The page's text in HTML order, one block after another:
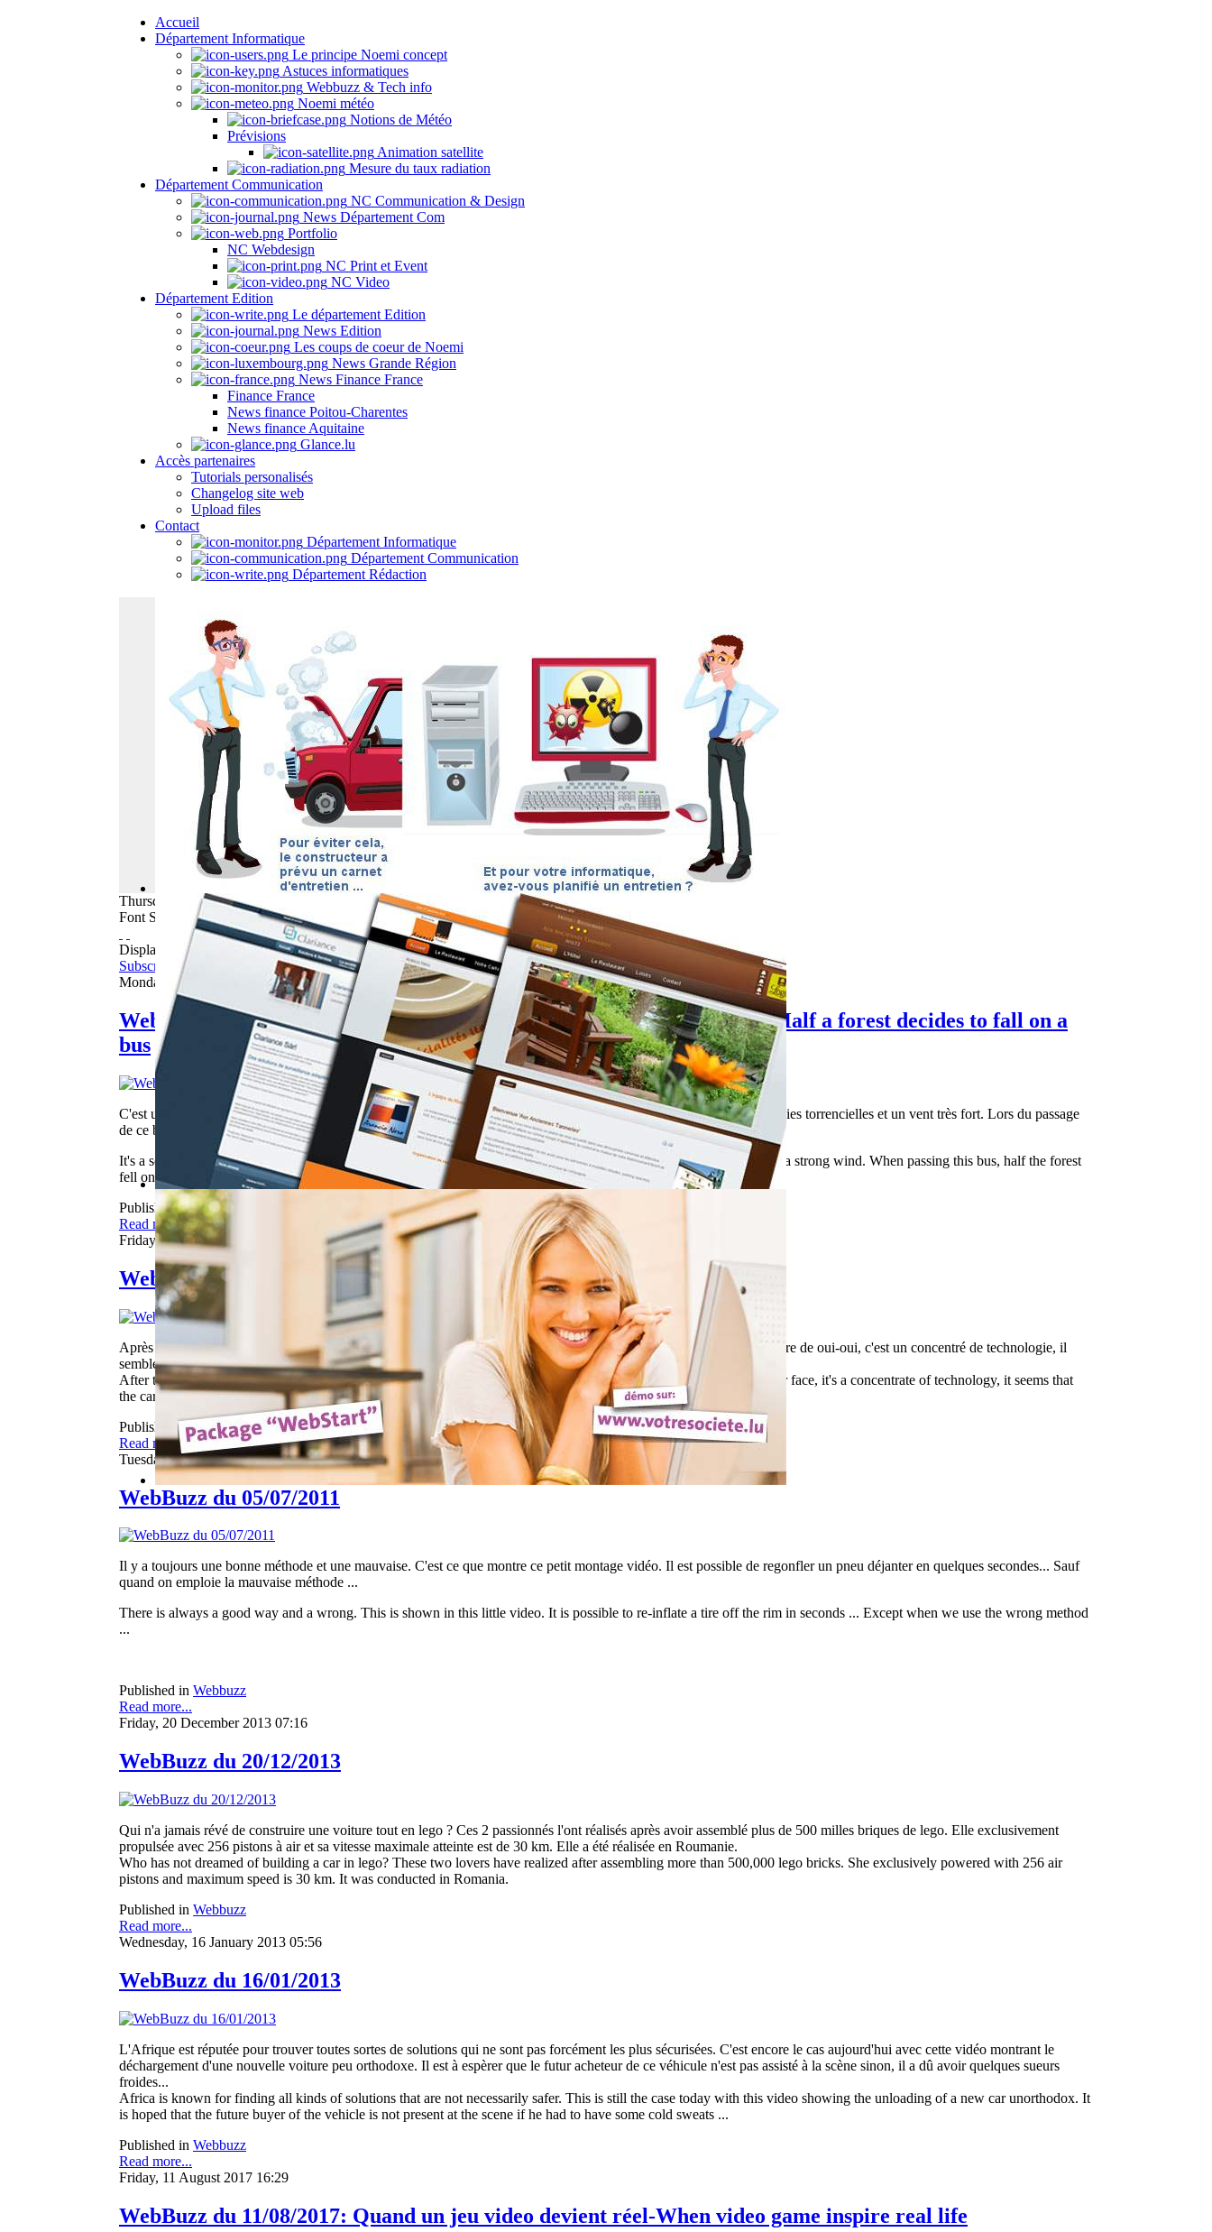
Accueil
Département Informatique
Le principe Noemi concept
Astuces informatiques
Webbuzz & Tech info
Noemi météo
Notions de Météo
Prévisions
Animation satellite
Mesure du taux radiation
Département Communication
NC Communication & Design
News Département Com
Portfolio
NC Webdesign
NC Print et Event
NC Video
Département Edition
Le département Edition
News Edition
Les coups de coeur de Noemi
News Grande Région
News Finance France
Finance France
News finance Poitou-Charentes
News finance Aquitaine
Glance.lu
Accès partenaires
Tutorials personalisés
Changelog site web
Upload files
Contact
Département Informatique
Département Communication
Département Rédaction
Thursday August 2026
Font Size
Displaying items by tag: car
Subscribe to this RSS feed
Monday, 06 February 2017 08:05
WebBuzz du 06/02/2017: Quand la moitié de la forêt tombe sur un bus-Half a forest decides to fall on a
bus
C'est un accident un peu particulier qui s'est passé pour ce bus. Cela fait suite au dégel, à la fonte des neiges, à des pluies torrencielles et un vent très fort. Lors du passage
de ce bus, la moitié de la forêt est tombé sur et juste devant le bus. Fort heureusement personne ne fut blessé.
It's a somewhat peculiar accident that happened for this bus. This follows the thaw, melting snow, torrential rains and a strong wind. When passing this bus, half the forest
fell on and right in front of the bus. Fortunately nobody was hurt.
Published in Webbuzz
Read more...
Friday, 30 May 2014 06:30
WebBuzz du 30/05/2014
Après la bière sans alcool, le champagne sans alcool, Google invente la voiture sans permis ... Avec son look de voiture de oui-oui, c'est un concentré de technologie, il
semble que la voiture de l'an 2000 est enfin arrivée...
After the non-alcoholic beer, non-alcoholic champagne, Google invents the car without a license ... With its noddy car face, it's a concentrate of technology, it seems that
the car of the year 2000 is finally arrival ...
Published in Webbuzz
Read more...
Tuesday, 05 July 2011 06:36
WebBuzz du 05/07/2011
Il y a toujours une bonne méthode et une mauvaise. C'est ce que montre ce petit montage vidéo. Il est possible de regonfler un pneu déjanter en quelques secondes... Sauf
quand on emploie la mauvaise méthode ...
There is always a good way and a wrong. This is shown in this little video. It is possible to re-inflate a tire off the rim in seconds ... Except when we use the wrong method
...
Published in Webbuzz
Read more...
Friday, 20 December 2013 07:16
WebBuzz du 20/12/2013
Qui n'a jamais révé de construire une voiture tout en lego ? Ces 2 passionnés l'ont réalisés après avoir assemblé plus de 500 milles briques de lego. Elle exclusivement
propulsée avec 256 pistons à air et sa vitesse maximale atteinte est de 30 km. Elle a été réalisée en Roumanie.
Who has not dreamed of building a car in lego? These two lovers have realized after assembling more than 500,000 lego bricks. She exclusively powered with 256 air
pistons and maximum speed is 30 km. It was conducted in Romania.
Published in Webbuzz
Read more...
Wednesday, 16 January 2013 05:56
WebBuzz du 16/01/2013
L'Afrique est réputée pour trouver toutes sortes de solutions qui ne sont pas forcément les plus sécurisées. C'est encore le cas aujourd'hui avec cette vidéo montrant le
déchargement d'une nouvelle voiture peu orthodoxe. Il est à espèrer que le futur acheteur de ce véhicule n'est pas assisté à la scène sinon, il a dû avoir quelques sueurs
froides...
Africa is known for finding all kinds of solutions that are not necessarily safer. This is still the case today with this video showing the unloading of a new car unorthodox. It
is hoped that the future buyer of the vehicle is not present at the scene if he had to have some cold sweats ...
Published in Webbuzz
Read more...
Friday, 11 August 2017 16:29
WebBuzz du 11/08/2017: Quand un jeu video devient réel-When video game inspire real life